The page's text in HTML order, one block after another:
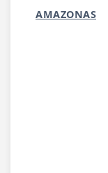
AMAZONAS